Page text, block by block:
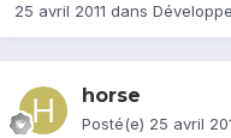
25 avril 2011 dans
horse
Posté(e) 25 avril